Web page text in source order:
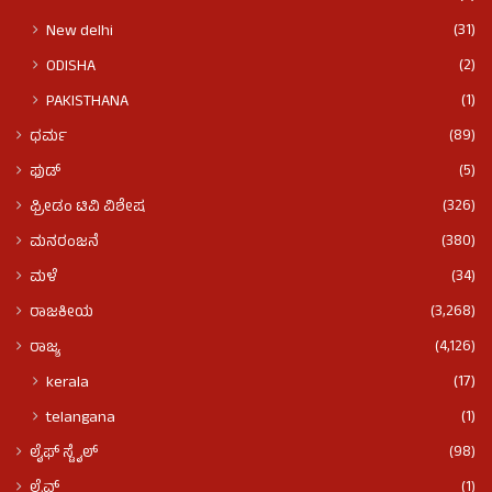
New delhi
(31)
ODISHA
(2)
PAKISTHANA
(1)
ಧರ್ಮ
(89)
ಫುಡ್​​
(5)
ಫ್ರೀಡಂ ಟಿವಿ ವಿಶೇಷ
(326)
ಮನರಂಜನೆ
(380)
ಮಳೆ
(34)
ರಾಜಕೀಯ
(3,268)
ರಾಜ್ಯ
(4,126)
kerala
(17)
telangana
(1)
ಲೈಫ್ ಸ್ಟೈಲ್
(98)